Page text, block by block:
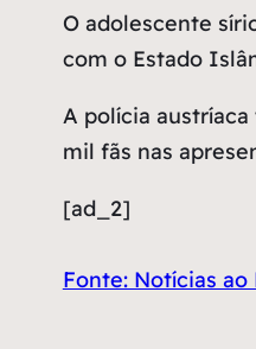
O adolescente
com o Estado
A polícia
mil fãs nas
[ad_2]
Fonte: Notícias